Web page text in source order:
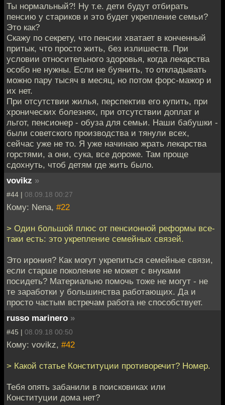
Ты нормальный?! Ну т.е. дети будут отбирать
пенсию у стариков и это будет укрепление семьи?
Это как?
Скажу по секрету, что пенсии хватает в конченный
притык, что просто жить, без излишеств. При
условии относительного здоровья, когда лекарства
особо не нужны. Если не буянить, то откладывать
можно пару тысяч в месяц, но потом форс-мажор и
их нет.
При отсутствии жилья, перспектив его купить, при
хронических болезнях, при отсутствии доплат и
льгот, пенсионер - обуза для семьи. Наши бабушки -
были советского производства и тянули всех,
сейчас уже не то. Я уже начинаю жрать лекарства
горстями, а они, сука, все дороже. Там проще
сдохнуть, чтоб детям где жить было.
vovikz »
#44 | 08.09.18 00:27
Кому: Nena, #22
> Один большой плюс от пенсионной реформы все-
таки есть: это укрепление семейных связей.
Это ирония? Как могут укрепиться семейные связи,
если старше поколение не может с внуками
посидеть? Материально помочь тоже не могут - не
те заработки у большинства работающих. Да и
просто частым встречам работа не способствует.
russo marinero »
#45 | 08.09.18 00:50
Кому: vovikz, #42
> Какой статье Конституции противоречит? Номер.
Тебя опять забанили в поисковиках или
Конституции дома нет?